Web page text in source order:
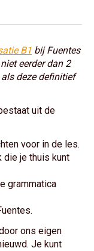
B1 bij Fuentes
eerder dan 2
deze definitief
uit de
voor in de les.
die je thuis kunt
grammatica
ons eigen
Je kunt